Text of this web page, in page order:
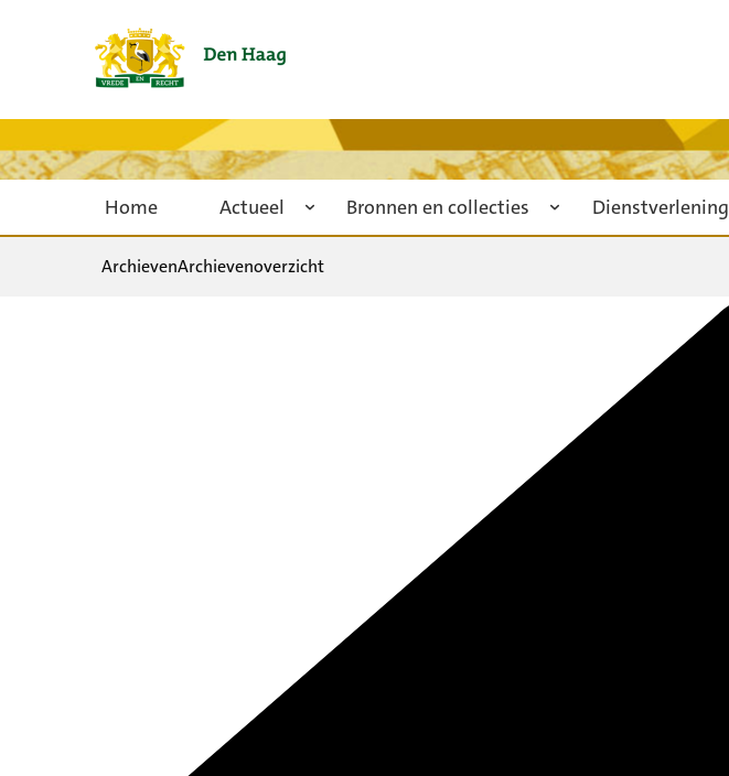
Home Actueel Bronnen en collecties Dienstverlening
ArchievenArchievenoverzicht